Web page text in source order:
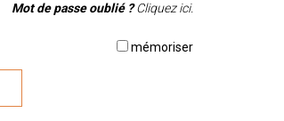
Mot de passe oublié ?Cliquez ici.
mémoriser